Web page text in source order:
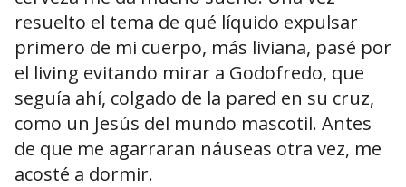
resuelto el tema de qué líquido expulsar
primero de mi cuerpo, más liviana, pasé por
el living evitando mirar a Godofredo, que
seguía ahí, colgado de la pared en su cruz,
como un Jesús del mundo mascotil. Antes
de que me agarraran náuseas otra vez, me
acosté a dormir.